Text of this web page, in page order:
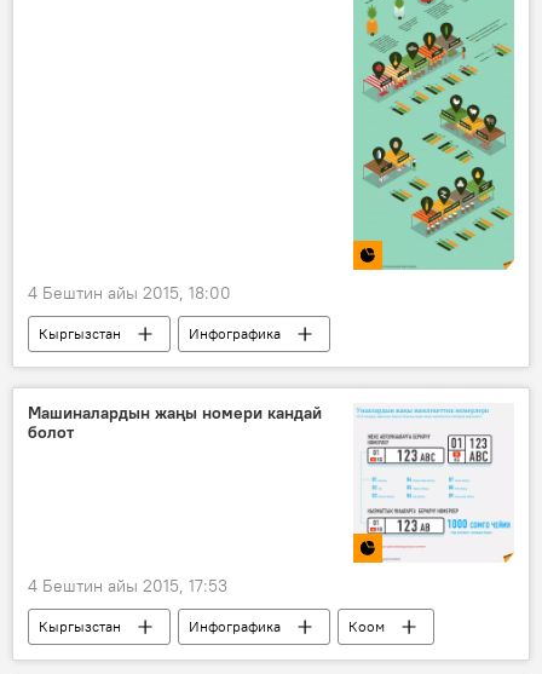
4 Бештин айы 2015, 18:00
Кыргызстан
Инфографика
Канчадан?
Коом Жаңылыктар
Машиналардын жаңы номери кандай
болот
4 Бештин айы 2015, 17:53
Кыргызстан Инфографика
Коом
Жаңылыктар
МКК
автоунаа